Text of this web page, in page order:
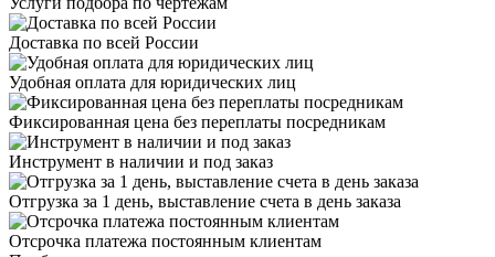
Доставка по всей России
Удобная оплата для юридических лиц
Фиксированная цена без переплаты посредникам
Инструмент в наличии и под заказ
Отгрузка за 1 день, выставление счета в день заказа
Отсрочка платежа постоянным клиентам